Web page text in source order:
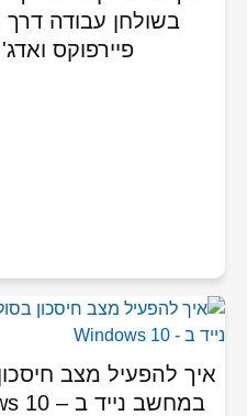
בשולחן עבודה דרך
פיירפוקס ואדג'
איך להפעיל מצב
במחשב נייד ב – Windows 10